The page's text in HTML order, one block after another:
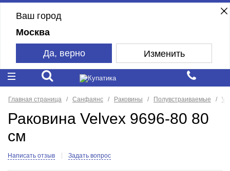
Ваш город
Москва
Да, верно Изменить
Главная страница Санфаянс Раковины Полувстраиваемые
Раковина Velvex 9696-80 80
см
Написать отзыв Задать вопрос